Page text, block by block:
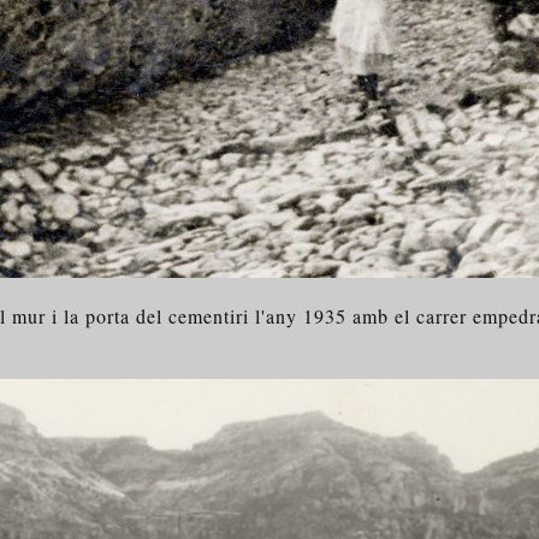
mur i la porta del cementiri l'any 1935 amb el carrer